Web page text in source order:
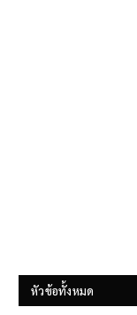
หัวข้อทั้งหมด